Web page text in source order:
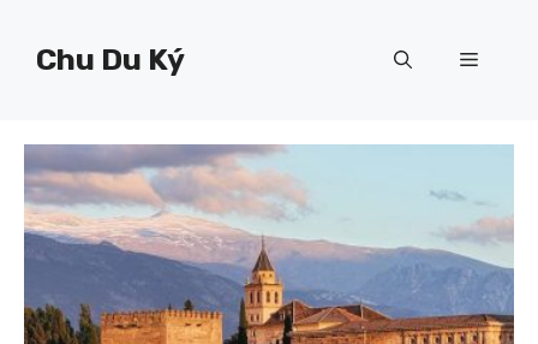
Chu Du Ký Menu